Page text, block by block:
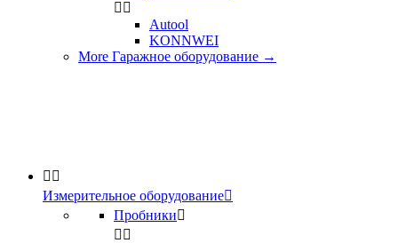
 
Autool
KONNWEI
More Гаражное оборудование →
 
Измерительное оборудование
Пробники
 